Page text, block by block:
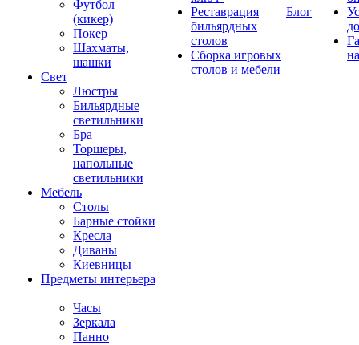
Футбол
(кикер)
Покер
Шахматы,
шашки
Свет
Люстры
Бильярдные
светильники
Бра
Торшеры,
напольные
светильники
Мебель
Столы
Барные стойки
Кресла
Диваны
Киевницы
Предметы интерьера
Часы
Зеркала
Панно
Реставрация
бильярдных
столов
Сборка игровых
столов и мебели
Блог